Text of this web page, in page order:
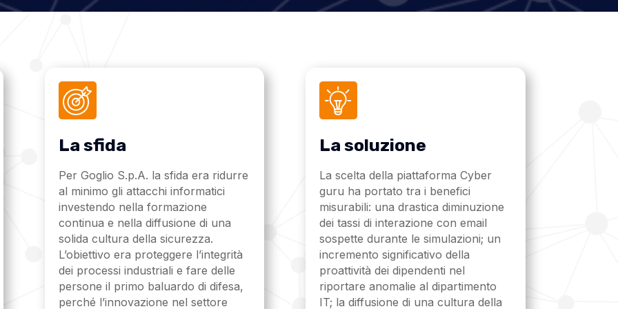
La sfida
Per Goglio S.p.A. la sfida era ridurre
al minimo gli attacchi informatici
investendo nella formazione
continua e nella diffusione di una
solida cultura della sicurezza.
L’obiettivo era proteggere l’integrità
dei processi industriali e fare delle
persone il primo baluardo di difesa,
perché l’innovazione nel settore
La soluzione
La scelta della piattaforma Cyber
guru ha portato tra i benefici
misurabili: una drastica diminuzione
dei tassi di interazione con email
sospette durante le simulazioni; un
incremento significativo della
proattività dei dipendenti nel
riportare anomalie al dipartimento
IT; la diffusione di una cultura della